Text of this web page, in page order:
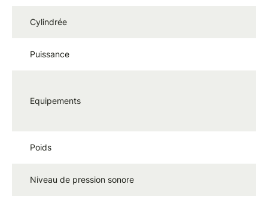
Cylindrée
Puissance
Equipements
Poids
Niveau de pression sonore